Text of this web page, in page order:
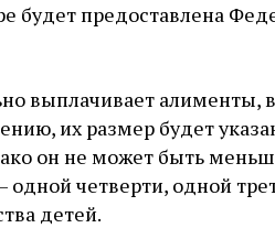
будет предоставлена
выплачивает алименты,
их размер будет
он не может быть
четверти, одной
детей.